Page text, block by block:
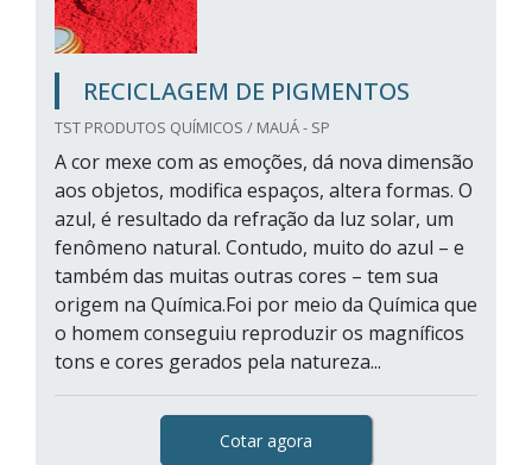
RECICLAGEM DE PIGMENTOS
TST PRODUTOS QUÍMICOS / MAUÁ - SP
A cor mexe com as emoções, dá nova dimensão
aos objetos, modifica espaços, altera formas. O
azul, é resultado da refração da luz solar, um
fenômeno natural. Contudo, muito do azul – e
também das muitas outras cores – tem sua
origem na Química.Foi por meio da Química que
o homem conseguiu reproduzir os magníficos
tons e cores gerados pela natureza...
Cotar agora